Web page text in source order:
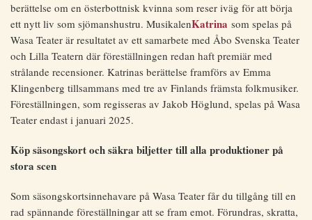
berättelse om en österbottnisk kvinna som reser iväg för att börja
ett nytt liv som sjömanshustru. MusikalenKatrina som spelas på
Wasa Teater är resultatet av ett samarbete med Åbo Svenska Teater
och Lilla Teatern där föreställningen redan haft premiär med
strålande recensioner. Katrinas berättelse framförs av Emma
Klingenberg tillsammans med tre av Finlands främsta folkmusiker.
Föreställningen, som regisseras av Jakob Höglund, spelas på Wasa
Teater endast i januari 2025.
Köp säsongskort och säkra biljetter till alla produktioner på
stora scen
Som säsongskortsinnehavare på Wasa Teater får du tillgång till en
rad spännande föreställningar att se fram emot. Förundras, skratta,